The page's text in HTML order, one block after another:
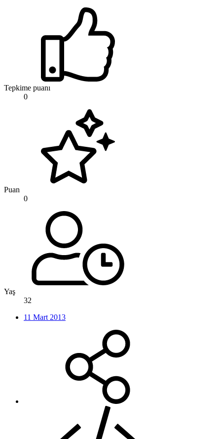
Tepkime puanı
0
Puan
0
Yaş
32
11 Mart 2013